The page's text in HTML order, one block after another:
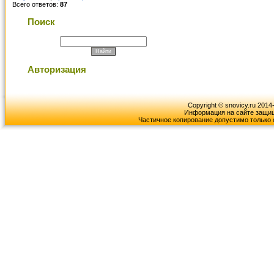
Всего ответов: 87
Поиск
Авторизация
Copyright © snovicy.ru
Информация на сайте
Частичное копирование допустимо только